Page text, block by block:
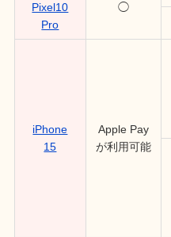
Pixel10
Pro
◯
iPhone
15
Apple Pay
が利用可能